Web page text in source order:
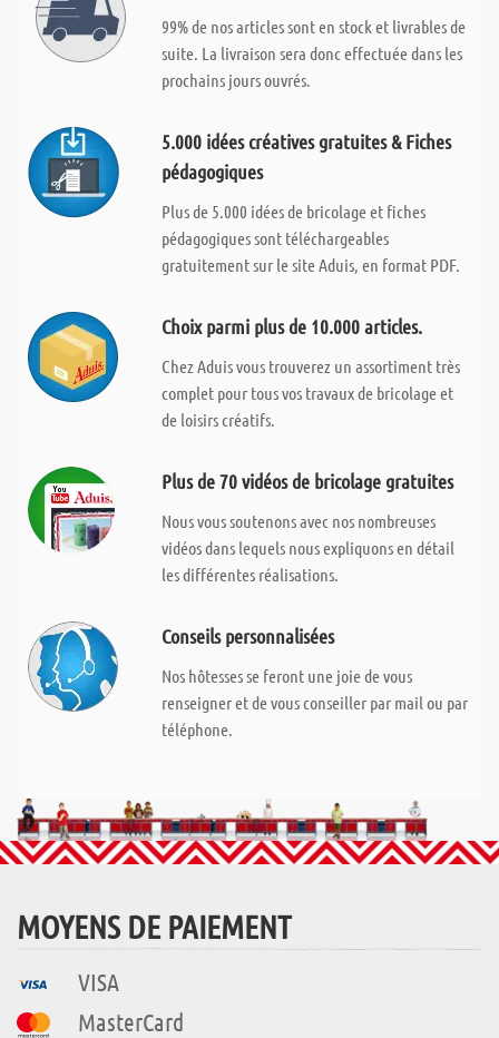
99% de nos articles sont en stock et livrables de
suite. La livraison sera donc effectuée dans les
prochains jours ouvrés.
5.000 idées créatives gratuites & Fiches
pédagogiques
Plus de 5.000 idées de bricolage et fiches
pédagogiques sont téléchargeables
gratuitement sur le site Aduis, en format PDF.
Choix parmi plus de 10.000 articles.
Chez Aduis vous trouverez un assortiment très
complet pour tous vos travaux de bricolage et
de loisirs créatifs.
Plus de 70 vidéos de bricolage gratuites
Nous vous soutenons avec nos nombreuses
vidéos dans lequels nous expliquons en détail
les différentes réalisations.
Conseils personnalisées
Nos hôtesses se feront une joie de vous
renseigner et de vous conseiller par mail ou par
téléphone.
MOYENS DE PAIEMENT
VISA
MasterCard